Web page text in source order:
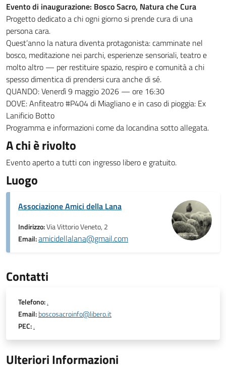
Evento di inaugurazione: Bosco Sacro, Natura che Cura
Progetto dedicato a chi ogni giorno si prende cura di una
persona cara.
Quest’anno la natura diventa protagonista: camminate nel
bosco, meditazione nei parchi, esperienze sensoriali, teatro e
molto altro — per restituire spazio, respiro e comunità a chi
spesso dimentica di prendersi cura anche di sé.
QUANDO: Venerdì 9 maggio 2026 — ore 16:30
DOVE: Anfiteatro #P404 di Miagliano e in caso di pioggia: Ex
Lanificio Botto
Programma e informazioni come da locandina sotto allegata.
A chi è rivolto
Evento aperto a tutti con ingresso libero e gratuito.
Luogo
Associazione Amici della Lana
Indirizzo:Via Vittorio Veneto, 2
Email:amicidellalana@gmail.com
Contatti
Telefono:.
Email:boscosacroinfo@libero.it
PEC:.
Ulteriori Informazioni